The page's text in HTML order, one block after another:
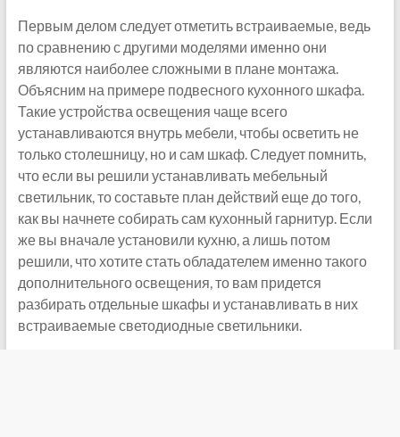
Первым делом следует отметить встраиваемые, ведь
по сравнению с другими моделями именно они
являются наиболее сложными в плане монтажа.
Объясним на примере подвесного кухонного шкафа.
Такие устройства освещения чаще всего
устанавливаются внутрь мебели, чтобы осветить не
только столешницу, но и сам шкаф. Следует помнить,
что если вы решили устанавливать мебельный
светильник, то составьте план действий еще до того,
как вы начнете собирать сам кухонный гарнитур. Если
же вы вначале установили кухню, а лишь потом
решили, что хотите стать обладателем именно такого
дополнительного освещения, то вам придется
разбирать отдельные шкафы и устанавливать в них
встраиваемые светодиодные светильники.